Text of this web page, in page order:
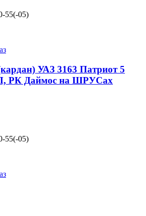
55(-05)
УАЗ 3163 Патриот 5
РК Даймос на ШРУСах
55(-05)